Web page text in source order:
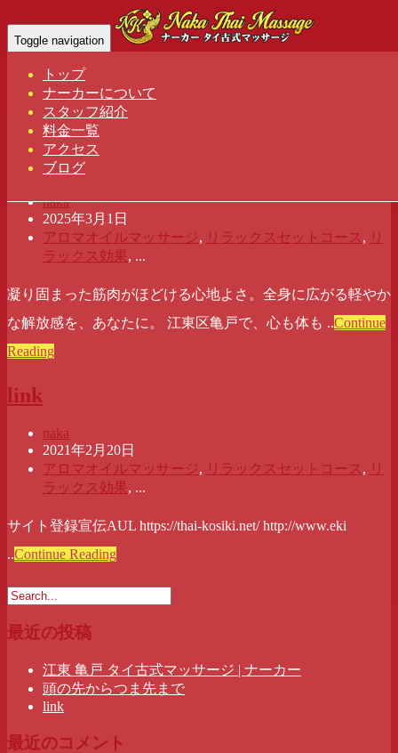
Toggle navigation
トップ
ナーカーについて
スタッフ紹介
料金一覧
アクセス
ブログ
亀戸タイ古式マッサージ
Home - アロマオイルマッサージ
江東 亀戸 タイ古式マッサージ | ナーカ
naka
2025年3月1日
アロマオイルマッサージ, リラックスセットコース , リ
ラックス効果, ...
凝り固まった筋肉がほどける心地よさ。全身に広がる軽やか
な解放感を、あなたに。 江東区亀戸で、心も体も ..Continue
Reading
link
naka
2021年2月20日
アロマオイルマッサージ, リラックスセットコース , リ
ラックス効果, ...
サイト登録宣伝AUL https://thai-kosiki.net/ http://www.eki
..Continue Reading
最近の投稿
江東 亀戸 タイ古式マッサージ | ナーカー
頭の先からつま先まで
link
最近のコメント